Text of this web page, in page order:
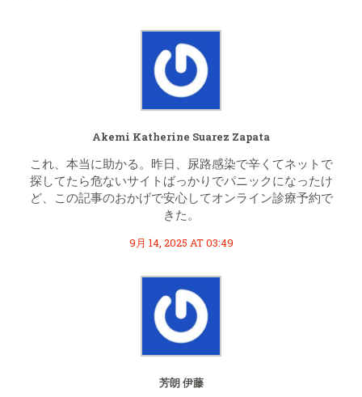
Akemi Katherine Suarez Zapata
これ、本当に助かる。昨日、尿路感染で辛くてネットで
探してたら危ないサイトばっかりでパニックになったけ
ど、この記事のおかげで安心してオンライン診療予約で
きた。
9月 14, 2025 AT 03:49
芳朗 伊藤